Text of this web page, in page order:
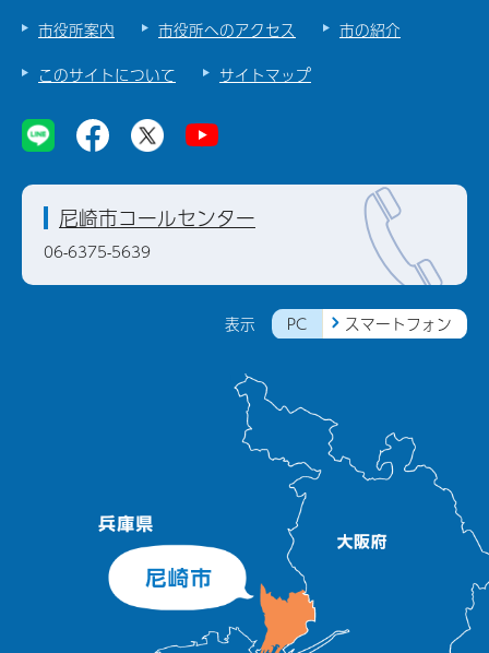
市役所案内 市役所へのアクセス
市の紹介
このサイトについて
サイトマップ
表示 PC スマートフォン
尼崎市コールセンター
06-6375-5639